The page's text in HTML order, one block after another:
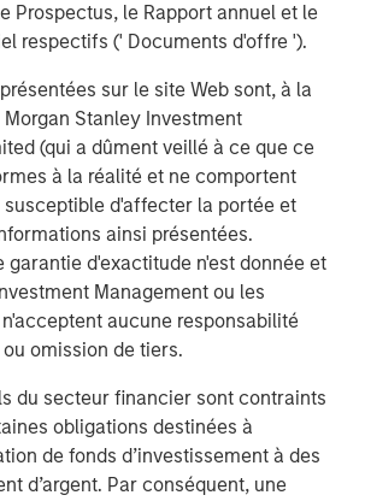
Prospectus, le Rapport annuel et le
respectifs (' Documents d'offre ').
sur le site Web sont, à la
Stanley Investment
(qui a dûment veillé à ce que ce
à la réalité et ne comportent
d'affecter la portée et
ainsi présentées.
garantie d'exactitude n'est donnée et
Management ou les
aucune responsabilité
omission de tiers.
du secteur financier sont contraints
obligations destinées à
de fonds d’investissement à des
d’argent. Par conséquent, une
Caron
Director